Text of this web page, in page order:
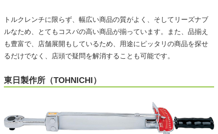
トルクレンチに限らず、幅広い商品の質がよく、そしてリーズナブ
ルなため、とてもコスパの高い商品が揃っています。また、品揃え
も豊富で、店舗展開もしているため、用途にピッタリの商品を探せ
るだけでなく、店頭で疑問を解消することも可能です。
東日製作所（TOHNICHI）